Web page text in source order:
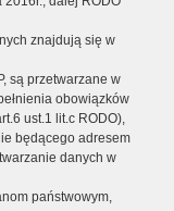
znajdują się w
są przetwarzane w
obowiązków
ust.1 lit.c RODO),
będącego adresem
danych w
państwowym,